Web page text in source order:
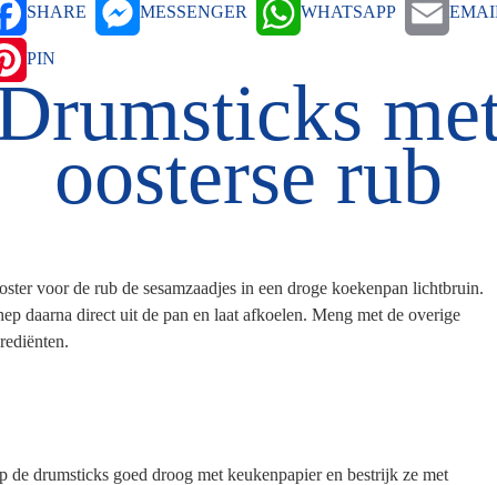
SHARE
MESSENGER WHATSAPP
PIN
oosterse rub
voor de rub de sesamzaadjes in een droge koekenpan lichtbruin.
daarna direct uit de pan en laat afkoelen. Meng met de overige
de drumsticks goed droog met keukenpapier en bestrijk ze met